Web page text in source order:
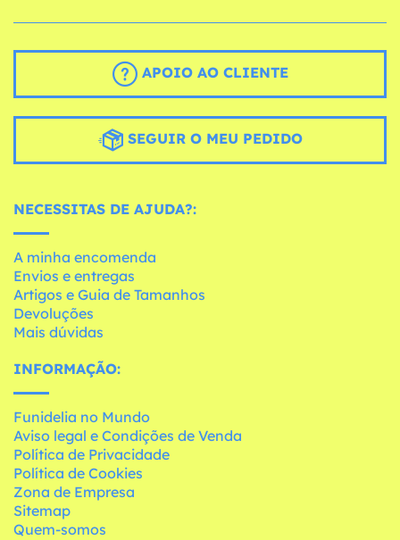
APOIO AO CLIENTE
SEGUIR O MEU PEDIDO
NECESSITAS DE AJUDA?:
A minha encomenda
Envios e entregas
Artigos e Guia de Tamanhos
Devoluções
Mais dúvidas
INFORMAÇÃO:
Funidelia no Mundo
Aviso legal e Condições de Venda
Política de Privacidade
Política de Cookies
Zona de Empresa
Sitemap
Quem-somos